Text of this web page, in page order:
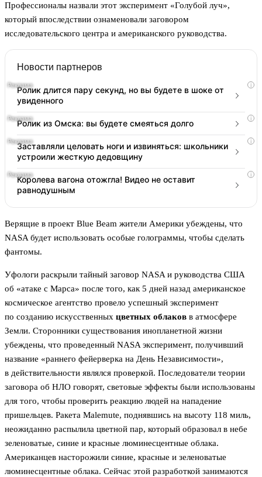
Профессионалы назвали этот эксперимент «Голубой луч»,
который впоследствии ознаменовали заговором
исследовательского центра и американского руководства.
Новости партнеров
i
Ролик длится пару секунд, но вы будете в шоке от
увиденного
i
Ролик из Омска: вы будете смеяться долго
i
Заставляли целовать ноги и извиняться: школьники
устроили жесткую дедовщину
i
Королева вагона отожгла! Видео не оставит
равнодушным
Верящие в проект Blue Beam жители Америки убеждены, что
NASA будет использовать особые голограммы, чтобы сделать
фантомы.
Уфологи раскрыли тайный заговор NASA и руководства США
об «атаке с Марса» после того, как 5 дней назад американское
космическое агентство провело успешный эксперимент
по созданию искусственных цветных облаков в атмосфере
Земли. Сторонники существования инопланетной жизни
убеждены, что проведенный NASA эксперимент, получивший
название «раннего фейерверка на День Независимости»,
в действительности являлся проверкой. Последователи теории
заговора об НЛО говорят, световые эффекты были использованы
для того, чтобы проверить реакцию людей на нападение
пришельцев. Ракета Malemute, поднявшись на высоту 118 миль,
неожиданно распылила цветной пар, который образовал в небе
зеленоватые, синие и красные люминесцентные облака.
Американцев насторожили синие, красные и зеленоватые
люминесцентные облака. Сейчас этой разработкой занимаются